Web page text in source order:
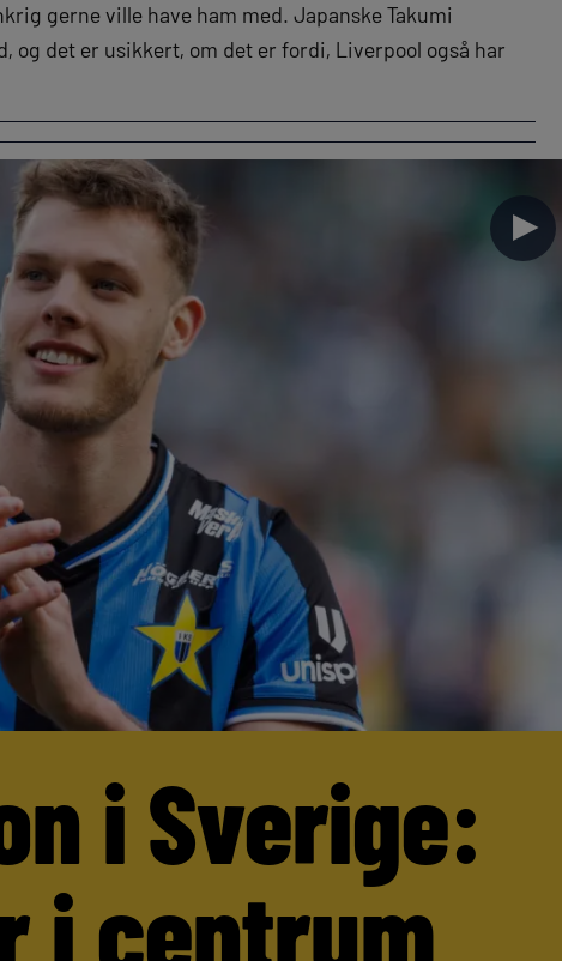
gerne ville have ham med. Japanske Takumi
og det er usikkert, om det er fordi, Liverpool også har
►
i Sverige:
i centrum